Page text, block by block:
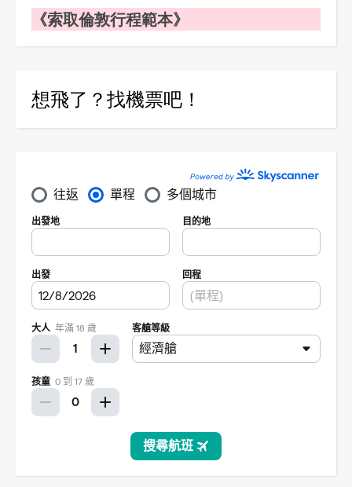
《索取倫敦行程範本》
想飛了？找機票吧！